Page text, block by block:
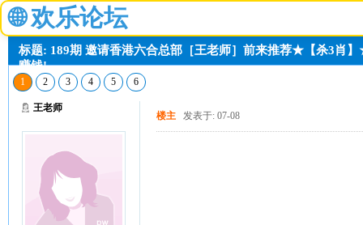
🌐 欢乐论坛
标题: 189期 邀请香港六合总部［王老师］前来推荐★【杀3肖
赚钱!
1 2 3 4 5 6
王老师
楼主 发表于: 07-08